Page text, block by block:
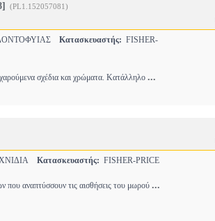
(PL1.152057081)
Κατασκευαστής: FISHER-
σχέδια και χρώματα. Κατάλληλο ...
Κατασκευαστής: FISHER-PRICE
που αναπτύσσουν τις αισθήσεις του μωρού ...